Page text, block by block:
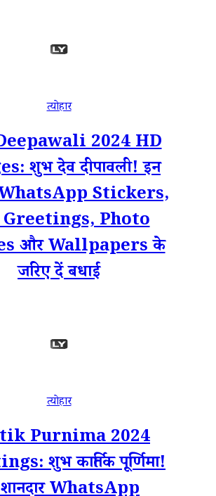
त्योहार
2024 HD
शुभ देव दीपावली! इन
WhatsApp Stickers,
Greetings, Photo
और Wallpapers के
जरिए दें बधाई
त्योहार
Purnima 2024
शुभ कार्तिक पूर्णिमा!
WhatsApp